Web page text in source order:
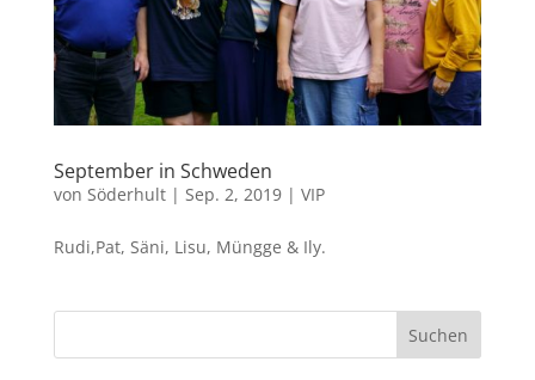
September in Schweden
von Söderhult| Sep. 2, 2019| VIP
Rudi,Pat, Säni, Lisu, Müngge & Ily.